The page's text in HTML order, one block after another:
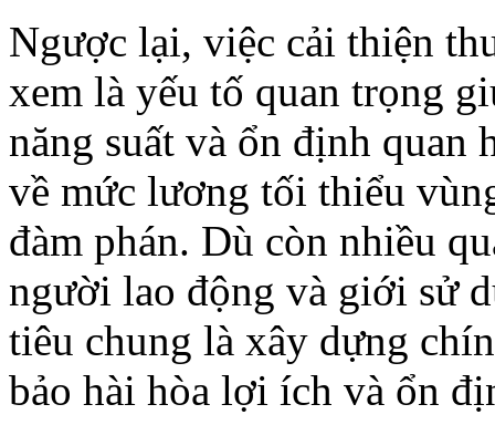
Ngược lại, việc cải thiện
xem là yếu tố quan trọng
năng suất và ổn định quan
về mức lương tối thiểu
đàm phán. Dù còn nhiều
người lao động và giới sử
tiêu chung là xây dựng
bảo hài hòa lợi ích và ổn